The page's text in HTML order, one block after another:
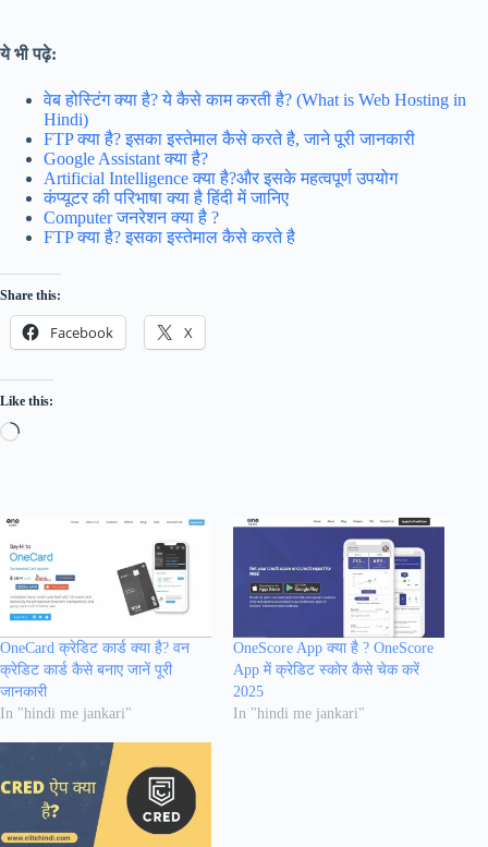
ये भी पढ़े:
वेब होस्टिंग क्या है? ये कैसे काम करती है? (What is Web Hosting in
Hindi)
FTP क्या है? इसका इस्तेमाल कैसे करते है, जाने पूरी जानकारी
Google Assistant क्या है?
Artificial Intelligence क्या है?और इसके महत्वपूर्ण उपयोग
कंप्यूटर की परिभाषा क्या है हिंदी में जानिए
Computer जनरेशन क्या है ?
FTP क्या है? इसका इस्तेमाल कैसे करते है
Share this:
Facebook X
Like this:
Loading…
OneCard क्रेडिट कार्ड क्या है? वन
क्रेडिट कार्ड कैसे बनाए जानें पूरी
जानकारी
In "hindi me jankari"
OneScore App क्या है ? OneScore
App में क्रेडिट स्कोर कैसे चेक करें
2025
In "hindi me jankari"